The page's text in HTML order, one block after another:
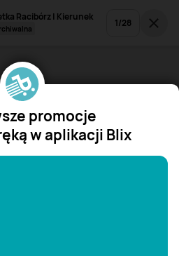
Racibórz | Kierunek
archiwalna 1/28
promocje
w aplikacji Blix